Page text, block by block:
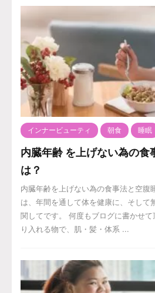
インナービューティ 朝食 睡眠
内臓年齢 を上げない為の食
は？
内臓年齢を上げない為の食事法と空腹
は、年間を通して体を健康に、そして
関してです。 何度もブログに書かせ
り入れる物で、肌・髪・体系 ...